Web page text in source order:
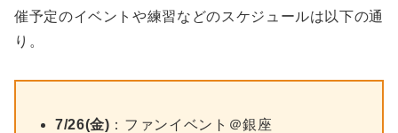
催予定のイベントや練習などのスケジュールは以下の通
り。
7/26(金) ：ファンイベント＠銀座